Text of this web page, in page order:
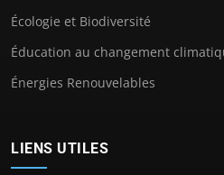
Écologie et Biodiversité
Éducation au changement
Énergies Renouvelables
LIENS UTILES